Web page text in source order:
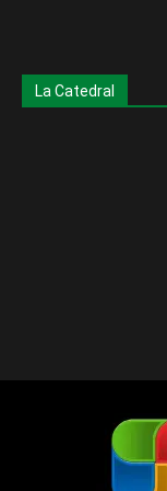
La Catedral